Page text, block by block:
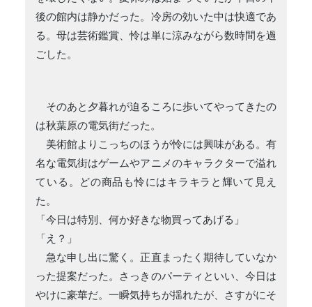
後の館内は静かだった。冷房の効いた中は快適であ
る。母は芸術鑑賞、怜は単に涼みながら数時間を過
ごした。
そのあと夕暮れが迫るころに歩いてやってきたの
は秋葉原の電気街だった。
美術館よりこっちのほうが怜には興味がある。有
名な電気街はゲームやアニメのキャラクターで溢れ
ている。どの商品も怜にはキラキラと輝いて見え
た。
「今日は特別、何か好きな物買ってあげる」
「え？」
急な申し出に驚く。正直まったく期待していなか
った提案だった。さっきのパーティといい、今日は
やけに豪華だ。一瞬気持ちが揺れたが、さすがにそ